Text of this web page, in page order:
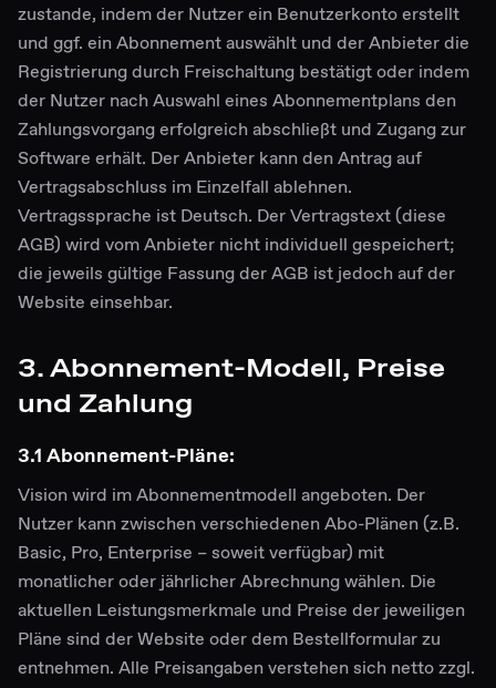
zustande, indem der Nutzer ein Benutzerkonto erstellt
und ggf. ein Abonnement auswählt und der Anbieter die
Registrierung durch Freischaltung bestätigt oder indem
der Nutzer nach Auswahl eines Abonnementplans den
Zahlungsvorgang erfolgreich abschließt und Zugang zur
Software erhält. Der Anbieter kann den Antrag auf
Vertragsabschluss im Einzelfall ablehnen.
Vertragssprache ist Deutsch. Der Vertragstext (diese
AGB) wird vom Anbieter nicht individuell gespeichert;
die jeweils gültige Fassung der AGB ist jedoch auf der
Website einsehbar.
3. Abonnement-Modell, Preise
und Zahlung
3.1 Abonnement-Pläne:
Vision wird im Abonnementmodell angeboten. Der
Nutzer kann zwischen verschiedenen Abo-Plänen (z.B.
Basic, Pro, Enterprise – soweit verfügbar) mit
monatlicher oder jährlicher Abrechnung wählen. Die
aktuellen Leistungsmerkmale und Preise der jeweiligen
Pläne sind der Website oder dem Bestellformular zu
entnehmen. Alle Preisangaben verstehen sich netto zzgl.